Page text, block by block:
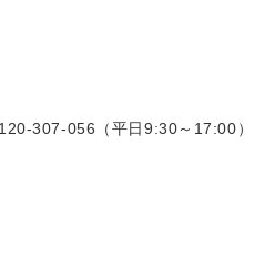
307-056（平日9:30～17:00）